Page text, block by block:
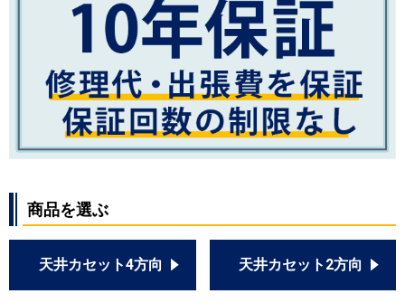
商品を選ぶ
天井カセット4方向 天井カセット2方向